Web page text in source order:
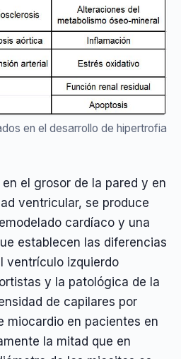
en el desarrollo de hipertrofia
el grosor de la pared y en
ventricular, se produce
cardíaco y una
establecen las diferencias
ventrículo izquierdo
y la patológica de la
de capilares por
miocardio en pacientes en
la mitad que en